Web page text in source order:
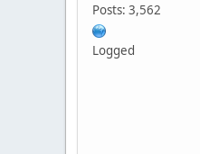
Posts: 3,562
Logged